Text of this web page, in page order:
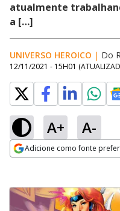
atualmente
a […]
UNIVERSO HEROICO | Do
12/11/2021 - 15H01
A+ A-
Adicione como fonte